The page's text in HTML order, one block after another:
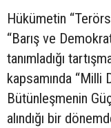
Hükümetin
“Barış ve
tanımladığı
kapsamında “Milli
Bütünleşmenin
alındığı bir